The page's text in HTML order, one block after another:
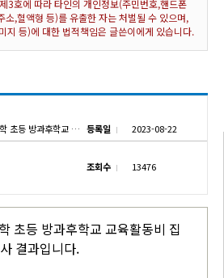
3호에 따라 타인의 개인정보(주민번호,핸드폰
소,혈액형 등)를 유출한 자는 처벌될 수 있으며,
지 등)에 대한 법적책임은 글쓴이에게 있습니다.
2023학년도 여름방학 초등 방과후학교 교육활동비 집행내역 및 만족도 조사 결과 등록일 2023-08-22
조회수 13476
초등 방과후학교 교육활동비 집
결과입니다.